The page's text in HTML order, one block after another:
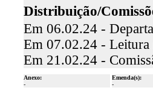
Distribuição/
Em 06.02.24 -
Em 07.02.24 - Leitura
Em 21.02.24 -
Anexo:
-
Emenda(s):
-